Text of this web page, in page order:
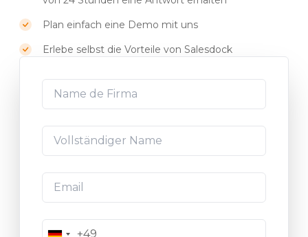
Plan einfach eine Demo mit uns
Erlebe selbst die Vorteile von Salesdock